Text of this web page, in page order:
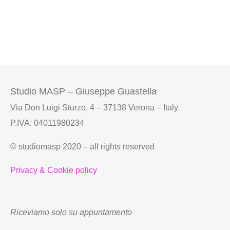
Studio MASP – Giuseppe Guastella
Via Don Luigi Sturzo, 4 – 37138 Verona – Italy
P.IVA: 04011980234
© studiomasp 2020 – all rights reserved
Privacy & Cookie policy
Riceviamo solo su appuntamento